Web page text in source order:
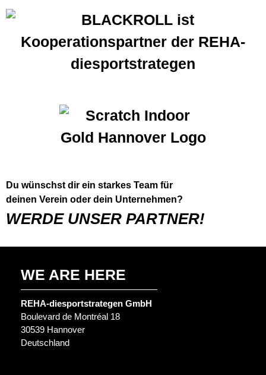
Du wünschst dir ein starkes Team für
deinen Verein oder dein Unternehmen?
WERDE UNSER PARTNER!
WE ARE HERE
REHA-diesportstrategen GmbH
Boulevard de Montréal 18
30539 Hannover
Deutschland